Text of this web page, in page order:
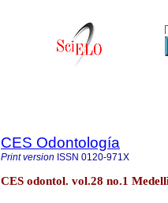
CES Odontología
Print version ISSN 0120-971X
CES odontol. vol.28 no.1